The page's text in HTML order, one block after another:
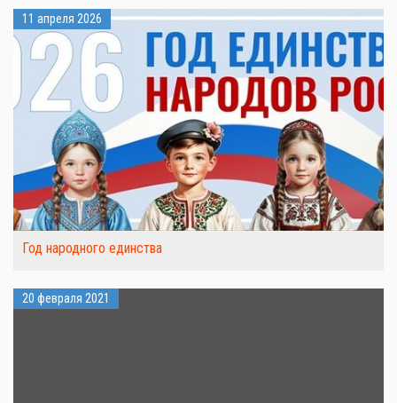
11 апреля 2026
Год народного единства
20 февраля 2021